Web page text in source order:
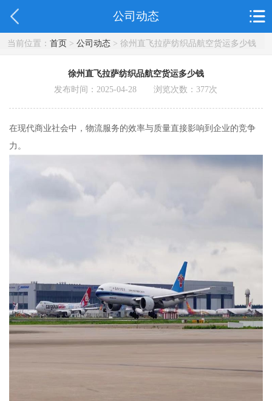
公司动态
当前位置： 首页> 公司动态> 徐州直飞拉萨纺织品航空货运多少钱
徐州直飞拉萨纺织品航空货运多少钱
发布时间：2025-04-28 浏览次数：377次
在现代商业社会中，物流服务的效率与质量直接影响到企业的竞争
力。